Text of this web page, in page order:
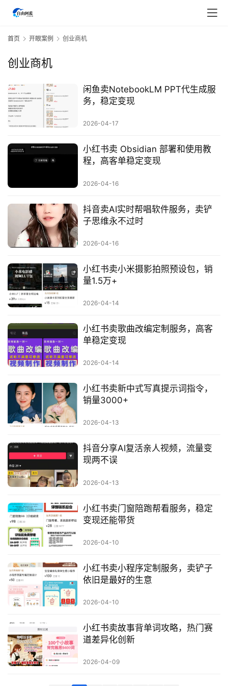
页
业
讯
开
眼
案
例
避
指
南
运
百
科
业
资
源
会
员
专
区
登录
首页 开眼案例 创业商机
创业商机
闲鱼卖NotebookLM PPT代生成服
务，稳定变现
2026-04-17
小红书卖 Obsidian 部署和使用教
程，高客单稳定变现
2026-04-16
抖音卖AI实时帮唱软件服务，卖铲
子思维永不过时
2026-04-16
小红书卖小米摄影拍照预设包，销
量1.5万+
2026-04-14
小红书卖歌曲改编定制服务，高客
单稳定变现
2026-04-14
小红书卖新中式写真提示词指令，
销量3000+
2026-04-13
抖音分享AI复活亲人视频，流量变
现两不误
2026-04-13
小红书卖门窗陪跑帮看服务，稳定
变现还能带货
2026-04-10
小红书卖小程序定制服务，卖铲子
依旧是最好的生意
2026-04-10
小红书卖故事背单词攻略，热门赛
道差异化创新
2026-04-09